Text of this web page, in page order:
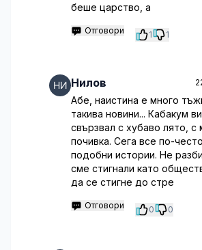
беше царство, а
Отговори 1 1
Нилов
Абе, наистина е много
такива новини... Кабакум
свързвал с хубаво лято, с
почивка. Сега все по-
подобни истории. Не
сме стигнали като
да се стигне до стре
Отговори 0 0